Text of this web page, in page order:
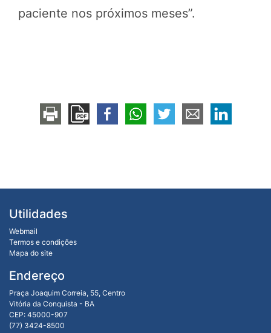
paciente nos próximos meses”.
Utilidades
Webmail
Termos e condições
Mapa do site
Endereço
Praça Joaquim Correia, 55, Centro
Vitória da Conquista - BA
CEP: 45000-907
(77) 3424-8500